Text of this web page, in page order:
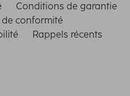
Conditions de garantie
conformité
Rappels récents